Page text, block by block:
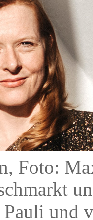
Foto:
Pauli und